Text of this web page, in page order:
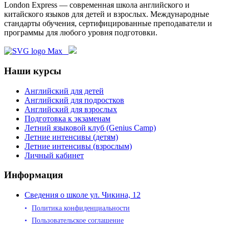
London Express — современная школа английского и
китайского языков для детей и взрослых. Международные
стандарты обучения, сертифицированные преподаватели и
программы для любого уровня подготовки.
Наши курсы
Английский для детей
Английский для подростков
Английский для взрослых
Подготовка к экзаменам
Летний языковой клуб (Genius Camp)
Летние интенсивы (детям)
Летние интенсивы (взрослым)
Личный кабинет
Информация
Сведения о школе ул. Чикина, 12
Политика конфиденциальности
Пользовательское соглашение